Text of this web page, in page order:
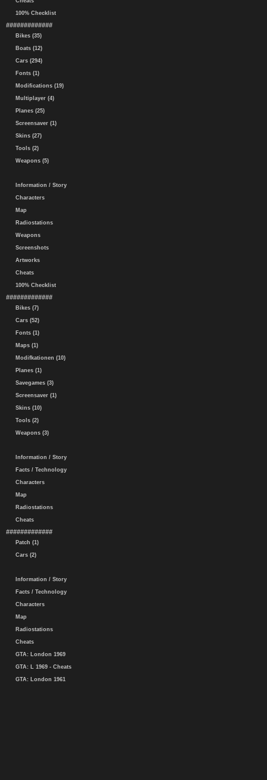
100% Checklist
#############
Bikes (35)
Boats (12)
Cars (294)
Fonts (1)
Modifications (19)
Multiplayer (4)
Planes (25)
Screensaver (1)
Skins (27)
Tools (2)
Weapons (5)
Information / Story
Characters
Map
Radiostations
Weapons
Screenshots
Artworks
Cheats
100% Checklist
#############
Bikes (7)
Cars (52)
Fonts (1)
Maps (1)
Modifkationen (10)
Planes (1)
Savegames (3)
Screensaver (1)
Skins (10)
Tools (2)
Weapons (3)
Information / Story
Facts / Technology
Characters
Map
Radiostations
Cheats
#############
Patch (1)
Cars (2)
Information / Story
Facts / Technology
Characters
Map
Radiostations
Cheats
GTA: London 1969
GTA: L 1969 - Cheats
GTA: London 1961